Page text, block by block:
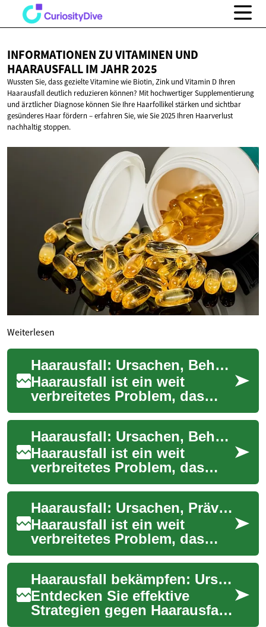
INFORMATIONEN ZU VITAMINEN UND
HAARAUSFALL IMJAHR 2025
Wussten Sie, dass gezielte Vitamine wie Biotin, Zink und Vitamin D Ihren
Haarausfall deutlich reduzieren können? Mit hochwertiger Supplementierung
und ärztlicher Diagnose können Sie Ihre Haarfollikel stärken und sichtbar
gesünderes Haar fördern – erfahren Sie, wie Sie 2025 Ihren Haarverlust
nachhaltig stoppen.
Weiterlesen
Haarausfall: Ursachen, Behandlung und Vorbeugung
Haarausfall ist ein weit
verbreitetes Problem, das
sowohl Frauen als auch
Männer betreffen kann. Es
kann verschiedene...
Haarausfall: Ursachen, Behandlungen und Präventionsmaßnahmen
Haarausfall ist ein weit
verbreitetes Problem, das
Menschen jeden Alters und
Geschlechts betreffen kann.
Es kann nich...
Haarausfall: Ursachen, Prävention und Behandlungsmöglichkeiten
Haarausfall ist ein weit
verbreitetes Problem, das
viele Menschen betrifft und
oft zu Verunsicherung führt.
In diesem...
Haarausfall bekämpfen: Ursachen, Therapien und Nährstoffe
Entdecken Sie effektive
Strategien gegen Haarausfall